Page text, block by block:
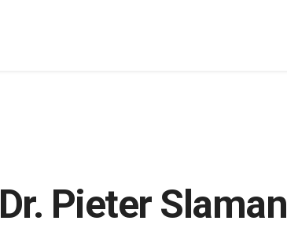
Dr. Pieter Slaman